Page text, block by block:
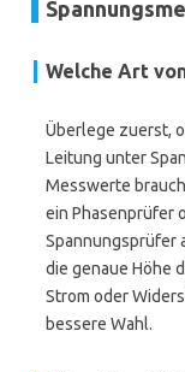
Welche Art
Überlege zuerst,
Leitung unter
Messwerte
ein Phasenprüfer
Spannungsprüfer
die genaue Höhe
Strom oder
bessere Wahl.